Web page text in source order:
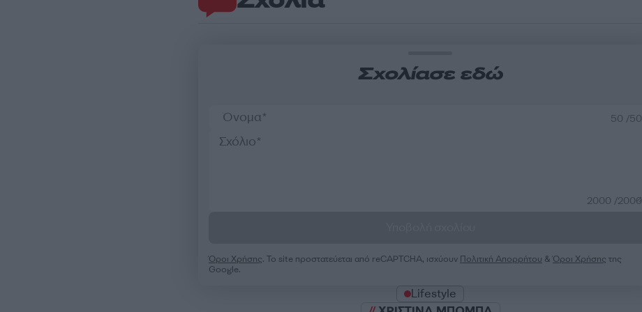
Σχολίασε εδώ
50 /50
2000 /2000
Όροι Χρήσης. Το site προστατεύεται από reCAPTCHA, ισχύουν Πολιτική Απορρήτου &Όροι Χρήσης της
Google.
Lifestyle